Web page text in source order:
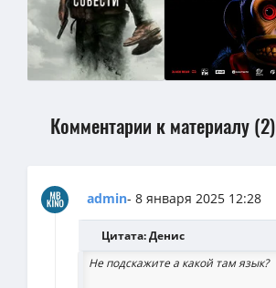
Комментарии к материалу (2)
admin- 8 января 2025 12:28
Цитата: Денис
Не подскажите а какой там язык?